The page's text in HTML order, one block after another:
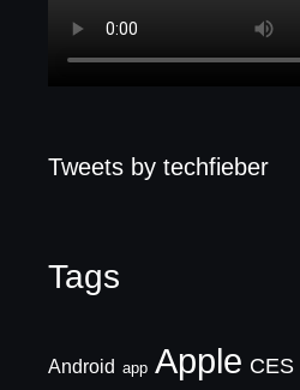
Tweets by techfieber
Tags
Android app Apple CES